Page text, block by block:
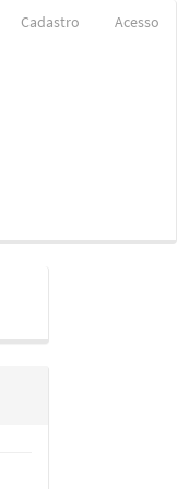
Cadastro Acesso